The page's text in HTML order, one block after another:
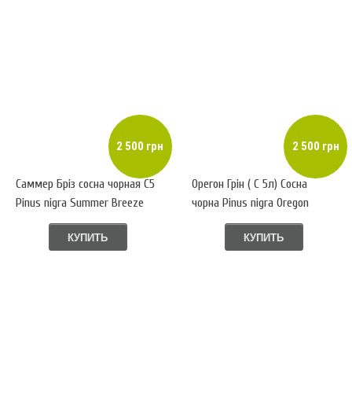
2 500 грн
Саммер Бріз сосна чорная С5
Pinus nigra Summer Breeze
КУПИТЬ
2 500 грн
Орегон Грін ( С 5л) Сосна
чорна Pinus nigra Oregon
КУПИТЬ